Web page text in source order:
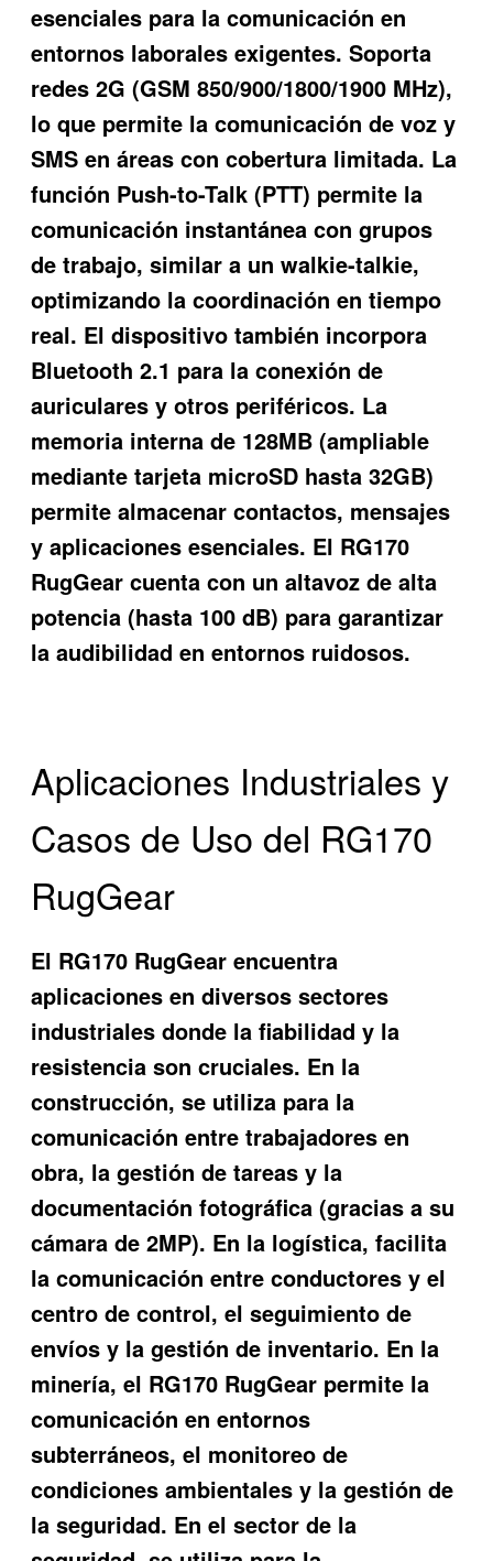
esenciales para la comunicación en
entornos laborales exigentes. Soporta
redes 2G (GSM 850/900/1800/1900 MHz),
lo que permite la comunicación de voz y
SMS en áreas con cobertura limitada. La
función Push-to-Talk (PTT) permite la
comunicación instantánea con grupos
de trabajo, similar a un walkie-talkie,
optimizando la coordinación en tiempo
real. El dispositivo también incorpora
Bluetooth 2.1 para la conexión de
auriculares y otros periféricos. La
memoria interna de 128MB (ampliable
mediante tarjeta microSD hasta 32GB)
permite almacenar contactos, mensajes
y aplicaciones esenciales. El RG170
RugGear cuenta con un altavoz de alta
potencia (hasta 100 dB) para garantizar
la audibilidad en entornos ruidosos.
Aplicaciones Industriales y
Casos de Uso del RG170
RugGear
El RG170 RugGear encuentra
aplicaciones en diversos sectores
industriales donde la fiabilidad y la
resistencia son cruciales. En la
construcción, se utiliza para la
comunicación entre trabajadores en
obra, la gestión de tareas y la
documentación fotográfica (gracias a su
cámara de 2MP). En la logística, facilita
la comunicación entre conductores y el
centro de control, el seguimiento de
envíos y la gestión de inventario. En la
minería, el RG170 RugGear permite la
comunicación en entornos
subterráneos, el monitoreo de
condiciones ambientales y la gestión de
la seguridad. En el sector de la